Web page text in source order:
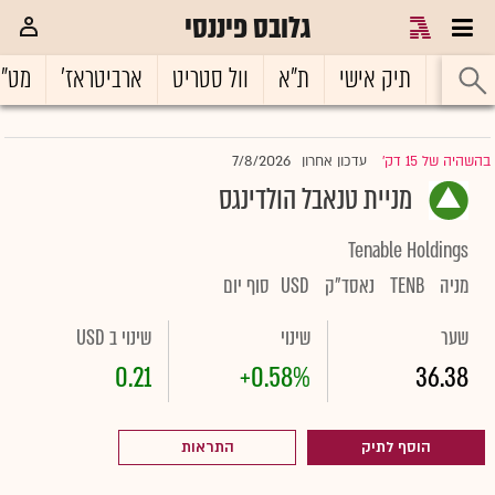
גלובס פיננסי
ראשי תיק אישי ת"א וול סטריט ארביטראז'
בהשהיה של 15 דק' |עדכון אחרון 7/8/2026
מניית טנאבל הולדינגס
Tenable Holdings
מניה TENB נאסד"ק USD סוף יום
שער
36.38
שינוי
+0.58%
שינוי ב USD
0.21
הוסף לתיק התראות